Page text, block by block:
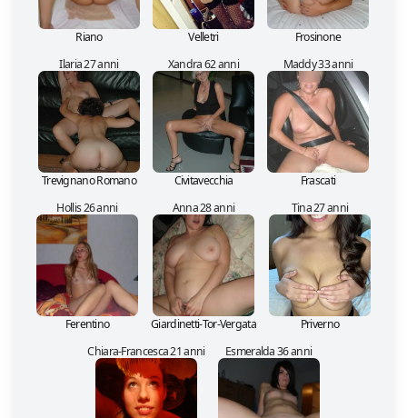
Riano Velletri
Frosinone
Ilaria 27 anni
Trevignano Romano
Xandra 62 anni
Civitavecchia
Maddy 33 anni
Frascati
Hollis 26 anni
Ferentino
Anna 28 anni
Giardinetti-Tor-Vergata
Tina 27 anni
Priverno
Chiara-Francesca 21 anni
Esmeralda 36 anni